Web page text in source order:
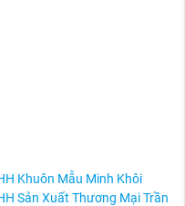
Khuôn Mẫu Minh Khôi
Sản Xuất Thương Mại Trần